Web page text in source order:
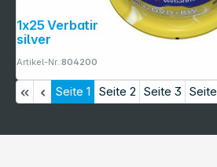
1x25 Verbatim DVD+RW 4,7GB 4x Speed, matt
silver
Artikel-Nr.:804200
Seite 1 Seite 2 Seite 3 Seite